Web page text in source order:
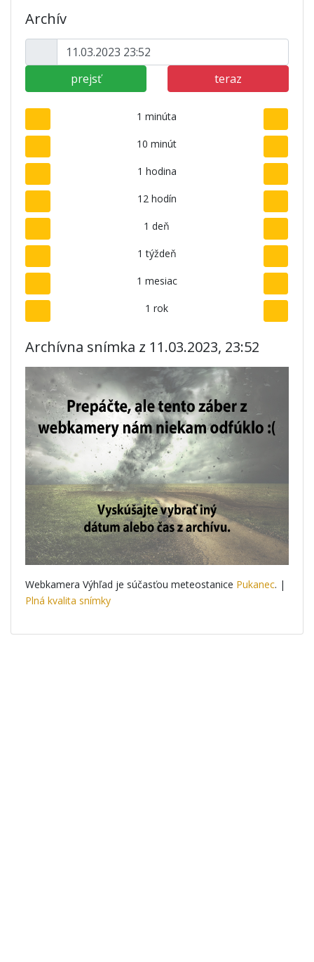
Archív
prejsť teraz
1 minúta
10 minút
1 hodina
12 hodín
1 deň
1 týždeň
1 mesiac
1 rok
Archívna snímka z 11.03.2023, 23:52
Webkamera Výhľad je súčasťou meteostanice Pukanec. |
Plná kvalita snímky